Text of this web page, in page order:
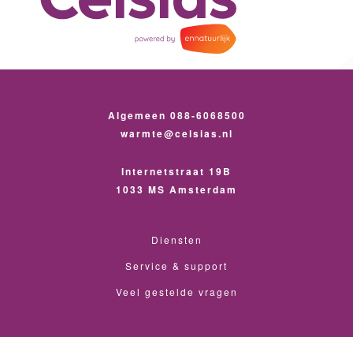
Algemeen 088-6068500
warmte@celsias.nl
Internetstraat 19B
1033 MS Amsterdam
Diensten
Service & support
Veel gestelde vragen